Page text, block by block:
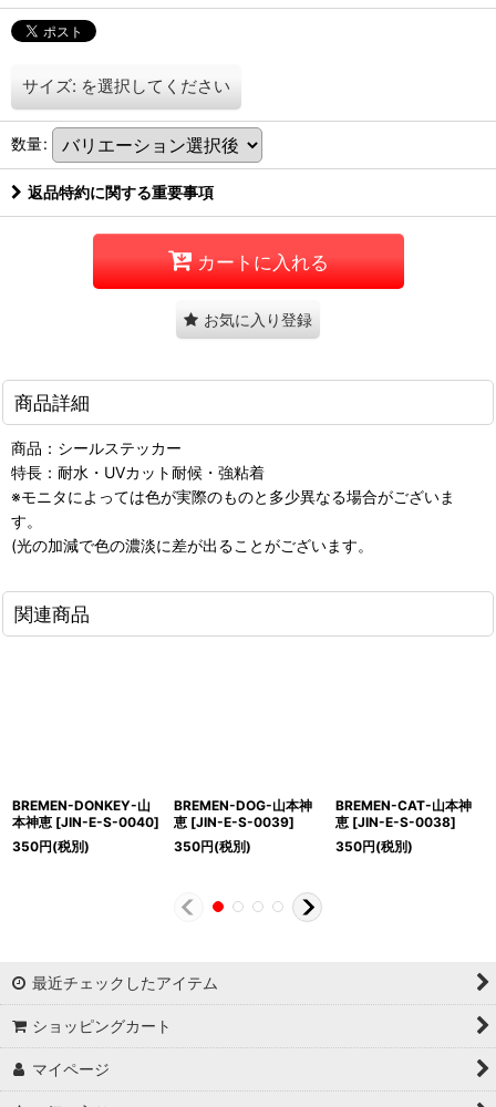
サイズ: を選択してください
数量:
返品特約に関する重要事項
カートに入れる
お気に入り登録
商品詳細
商品：シールステッカー
特長：耐水・UVカット耐候・強粘着
※モニタによっては色が実際のものと多少異なる場合がございま
す。
(光の加減で色の濃淡に差が出ることがございます。
関連商品
BREMEN-DONKEY-山
本神恵 [JIN-E-S-0040]
350円(税別)
BREMEN-DOG-山本神
恵 [JIN-E-S-0039]
350円(税別)
BREMEN-CAT-山本神
恵 [JIN-E-S-0038]
350円(税別)
最近チェックしたアイテム
ショッピングカート
マイページ